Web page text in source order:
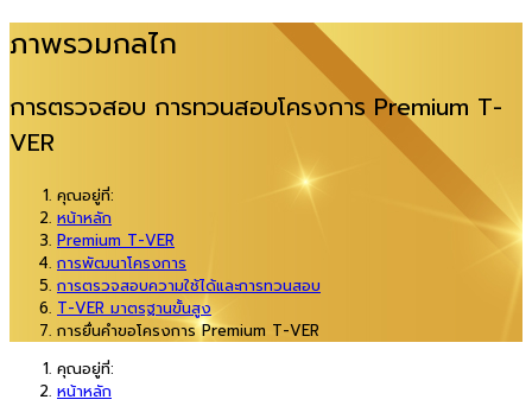
ภาพรวมกลไก
การตรวจสอบ การทวนสอบโครงการ Premium T-
VER
คุณอยู่ที่:
หน้าหลัก
Premium T-VER
การพัฒนาโครงการ
การตรวจสอบความใช้ได้และการทวนสอบ
T-VER มาตรฐานขั้นสูง
การยื่นคำขอโครงการ Premium T-VER
คุณอยู่ที่:
หน้าหลัก